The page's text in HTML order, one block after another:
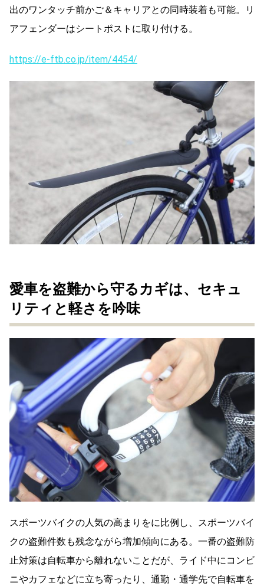
出のワンタッチ前かご＆キャリアとの同時装着も可能。リ
アフェンダーはシートポストに取り付ける。
https://e-ftb.co.jp/item/4454/
愛車を盗難から守るカギは、セキュ
リティと軽さを吟味
スポーツバイクの人気の高まりをに比例し、スポーツバイ
クの盗難件数も残念ながら増加傾向にある。一番の盗難防
止対策は自転車から離れないことだが、ライド中にコンビ
ニやカフェなどに立ち寄ったり、通勤・通学先で自転車を